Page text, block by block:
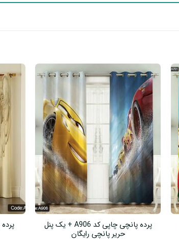
پرده پانچی چاپی کد A906 + یک پنل
حریر پانچی رایگان